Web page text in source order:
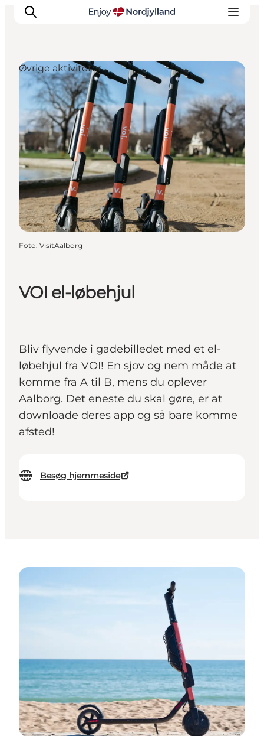
Oplevelser og aktiviteter
Planlæg din tur
Byer og steder
Guides
Det sker
For børn
VOI el-løbehjul
Bliv flyvende i gadebilledet med et el-
løbehjul fra VOI! En sjov og nem måde at
komme fra A til B, mens du oplever
Aalborg. Det eneste du skal gøre, er at
downloade deres app og så bare komme
afsted!
Besøg hjemmeside
Øvrige aktiviteter
Foto: VisitAalborg